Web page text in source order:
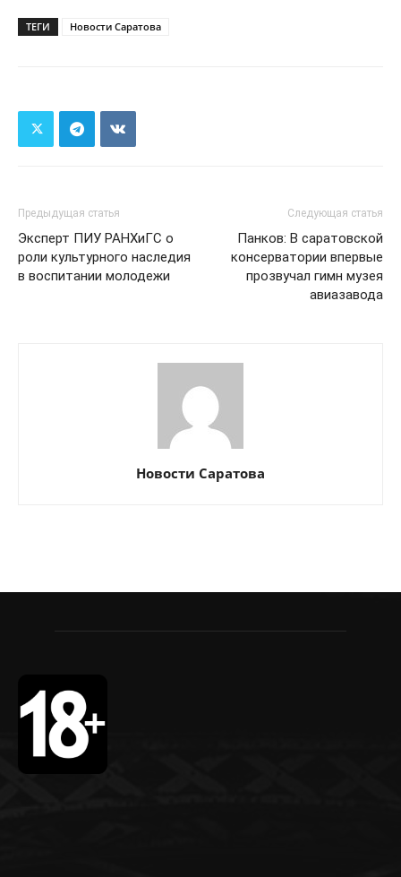
ТЕГИ Новости Саратова
Предыдущая статья
Эксперт ПИУ РАНХиГС о
роли культурного наследия
в воспитании молодежи
Следующая статья
Панков: В саратовской
консерватории впервые
прозвучал гимн музея
авиазавода
Новости Саратова